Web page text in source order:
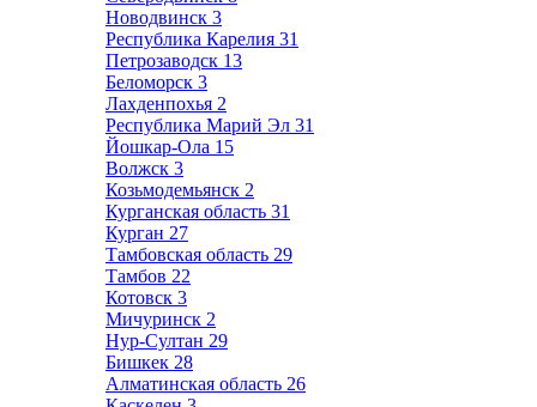
Новодвинск 3
Республика Карелия 31
Петрозаводск 13
Беломорск 3
Лахденпохья 2
Республика Марий Эл 31
Йошкар-Ола 15
Волжск 3
Козьмодемьянск 2
Курганская область 31
Курган 27
Тамбовская область 29
Тамбов 22
Котовск 3
Мичуринск 2
Нур-Султан 29
Бишкек 28
Алматинская область 26